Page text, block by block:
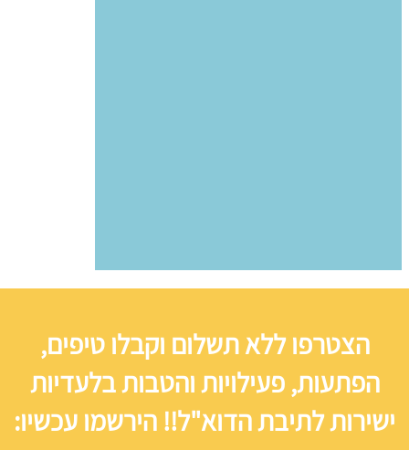
הצטרפו ללא תשלום וקבלו טיפים,
הפתעות, פעילויות והטבות בלעדיות
ישירות לתיבת הדוא"ל!! הירשמו עכשיו: